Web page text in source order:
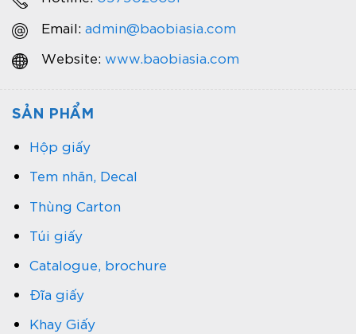
Email: admin@baobiasia.com
Website: www.baobiasia.com
SẢN PHẨM
Hộp giấy
Tem nhãn, Decal
Thùng Carton
Túi giấy
Catalogue, brochure
Đĩa giấy
Khay Giấy